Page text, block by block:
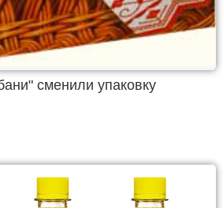
сменили упаковку